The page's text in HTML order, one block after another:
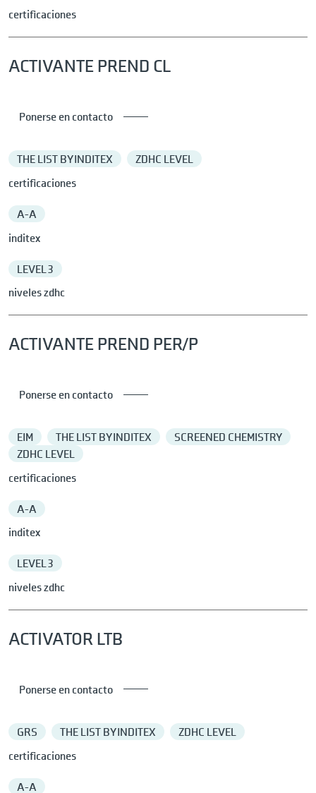
certificaciones
ACTIVANTE PREND CL
Ponerse en contacto
THE LIST BY INDITEX
ZDHC LEVEL
certificaciones
A-A
inditex
LEVEL 3
niveles zdhc
ACTIVANTE PREND PER/P
Ponerse en contacto
EIM THE LIST BY INDITEX
SCREENED CHEMISTRY
ZDHC LEVEL
certificaciones
A-A
inditex
LEVEL 3
niveles zdhc
ACTIVATOR LTB
Ponerse en contacto
GRS THE LIST BY INDITEX
ZDHC LEVEL
certificaciones
A-A